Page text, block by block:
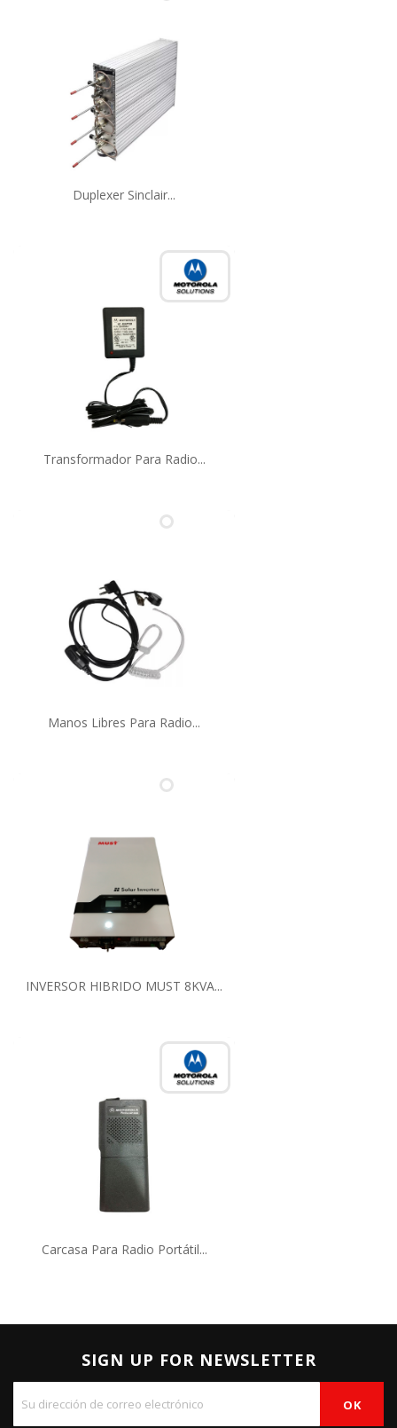
Duplexer Sinclair...
Transformador Para Radio...
Manos Libres Para Radio...
INVERSOR HIBRIDO MUST 8KVA...
Carcasa Para Radio Portátil...
SIGN UP FOR NEWSLETTER